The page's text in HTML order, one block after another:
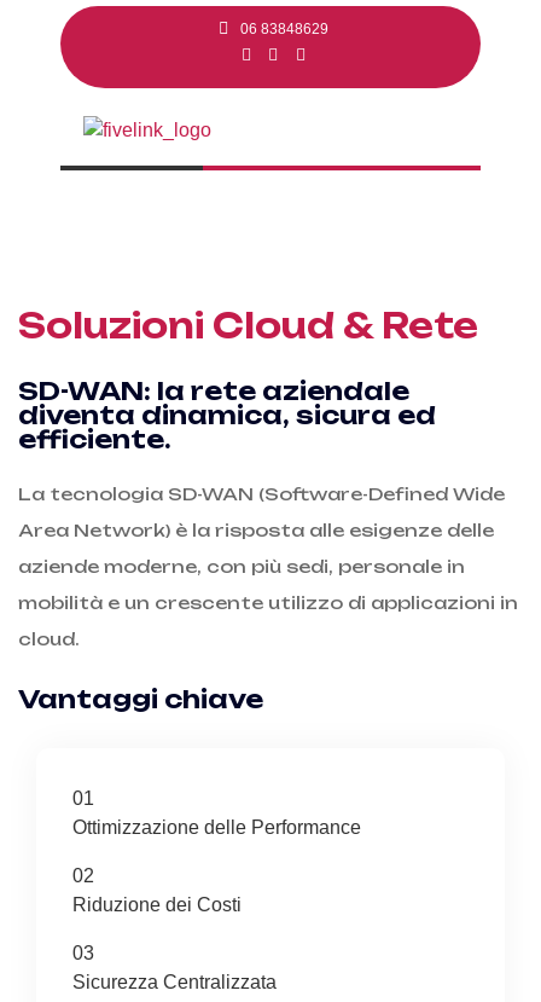
06 83848629
Soluzioni Cloud & Rete
SD-WAN: la rete aziendale
diventa dinamica, sicura ed
efficiente.
La tecnologia SD-WAN (Software-Defined Wide
Area Network) è la risposta alle esigenze delle
aziende moderne, con più sedi, personale in
mobilità e un crescente utilizzo di applicazioni in
cloud.
Vantaggi chiave
01
Ottimizzazione delle Performance
02
Riduzione dei Costi
03
Sicurezza Centralizzata